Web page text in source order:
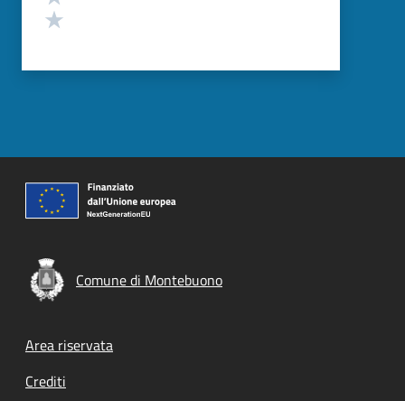
Comune di Montebuono
Footer menu
Area riservata
Crediti